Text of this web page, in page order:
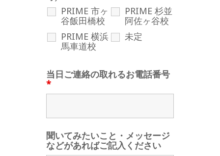
PRIME 市ヶ
谷飯田橋校
PRIME 杉並
阿佐ヶ谷校
PRIME 横浜
馬車道校
未定
当日ご連絡の取れるお電話番号
*
聞いてみたいこと・メッセージ
などがあればご記入ください